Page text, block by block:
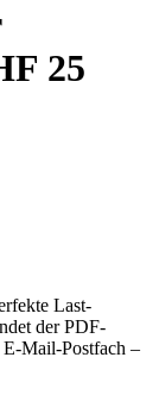
25
Last-
der PDF-
Mail-Postfach –